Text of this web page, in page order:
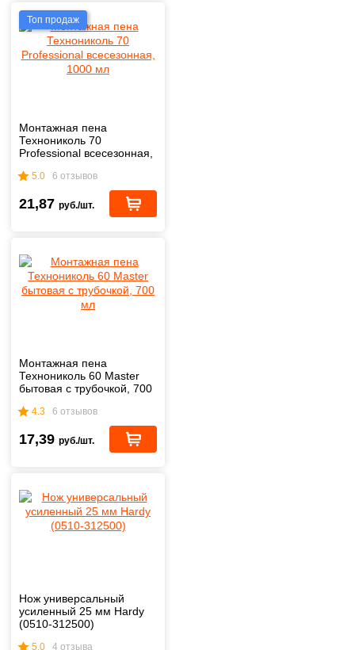
Топ продаж
Монтажная пена
Технониколь 70
Professional всесезонная,
5.0 6 отзывов
21,87 руб./шт.
Монтажная пена
Технониколь 60 Master
бытовая с трубочкой, 700
4.3 6 отзывов
17,39 руб./шт.
Нож универсальный
усиленный 25 мм Hardy
(0510-312500)
5.0 4 отзыва